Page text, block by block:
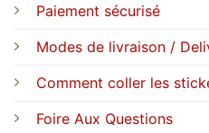
Paiement sécurisé
Modes de livraison /
Comment coller les
Foire Aux Questions